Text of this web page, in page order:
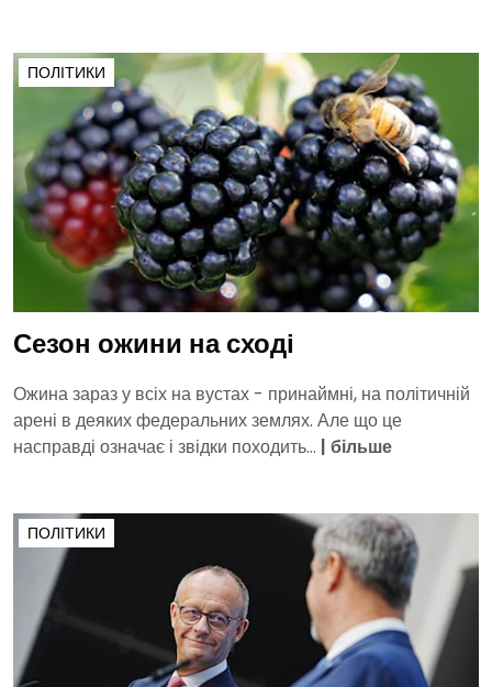
ПОЛІТИКИ
Сезон ожини на сході
Ожина зараз у всіх на вустах - принаймні, на політичній
арені в деяких федеральних землях. Але що це
насправді означає і звідки походить... | більше
ПОЛІТИКИ